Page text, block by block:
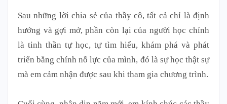
Sau những lời chia sẻ của thầy cô, tất cả chỉ là định
hướng và gợi mở, phần còn lại của người học chính
là tinh thần tự học, tự tìm hiểu, khám phá và phát
triển bằng chính nỗ lực của mình, đó là sự học thật sự
mà em cảm nhận được sau khi tham gia chương trình.